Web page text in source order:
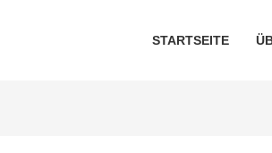
STARTSEITE